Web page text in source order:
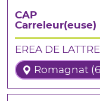
CAP
Carreleur(euse)
EREA DE
Romagnat